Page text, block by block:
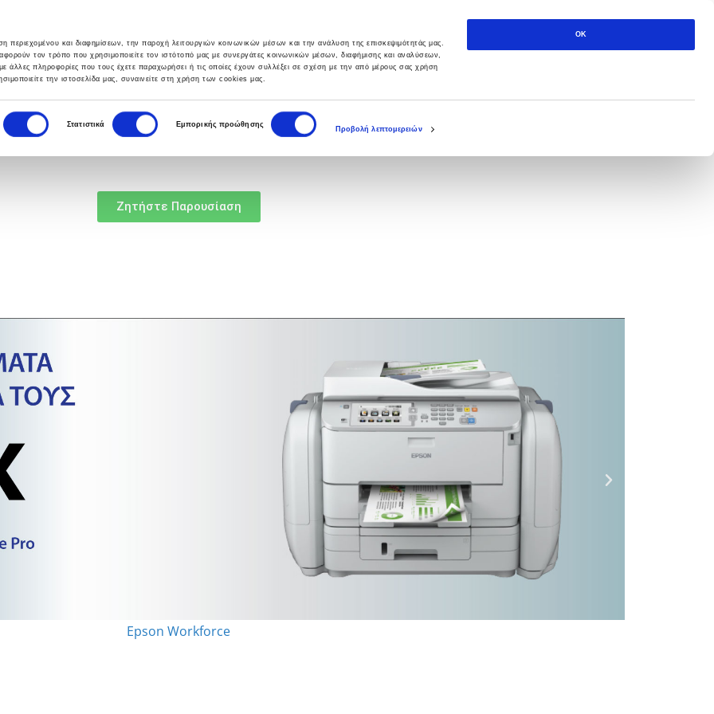
περιεχομένου και διαφημίσεων, την παροχή λειτουργιών κοινωνικών μέσων και την ανάλυση της επισκεψιμότητάς μας.
τον τρόπο που χρησιμοποιείτε τον ιστότοπό μας με συνεργάτες κοινωνικών μέσων, διαφήμισης και αναλύσεων,
άλλες πληροφορίες που τους έχετε παραχωρήσει ή τις οποίες έχουν συλλέξει σε σχέση με την από μέρους σας χρήση
την ιστοσελίδα μας, συναινείτε στη χρήση των cookies μας.
Στατιστικά Εμπορικής προώθησης
Προβολή λεπτομερειών
OK
HELPDESK BLOG ΕΠΙΚΟΙΝΩΝΙΑ
Ζητήστε Παρουσίαση
Epson Workforce